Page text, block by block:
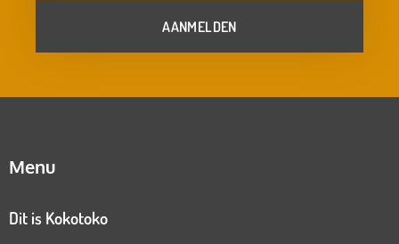
AANMELDEN
Menu
Dit is Kokotoko